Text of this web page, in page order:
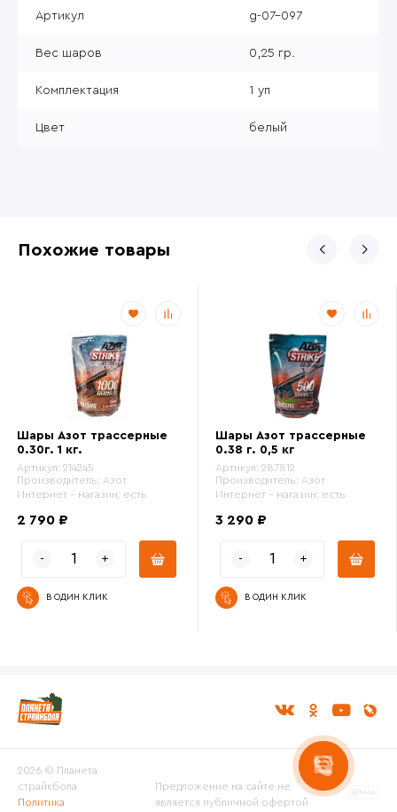
Артикул g-07-097
Вес шаров 0,25 гр.
Комплектация 1 уп
Цвет белый
Похожие товары
Шары Азот трассерные
0.30г. 1 кг.
Артикул: 214245
Производитель: Азот
Интернет - магазин: есть
2 790 ₽
В ОДИН КЛИК
Шары Азот трассерные
0.38 г. 0,5 кг
Артикул: 287812
Производитель: Азот
Интернет - магазин: есть
3 290 ₽
В ОДИН КЛИК
2026 © Планета
страйкбола
Политика
Предложение на сайте не
является публичной офертой